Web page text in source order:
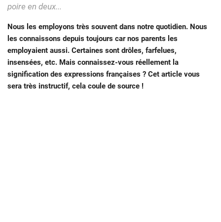
poire en deux...
Nous les employons très souvent dans notre quotidien. Nous
les connaissons depuis toujours car nos parents les
employaient aussi. Certaines sont drôles, farfelues,
insensées, etc. Mais connaissez-vous réellement la
signification des expressions françaises ? Cet article vous
sera très instructif, cela coule de source !